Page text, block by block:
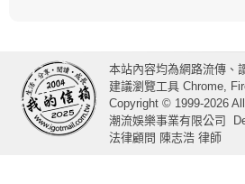
本站內容均為網路流傳、
建議瀏覽工具 Chrome,
Copyright © 1999-2026
潮流娛樂事業有限公司
法律顧問 陳志浩 律師